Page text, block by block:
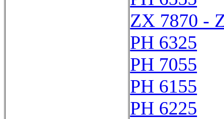
ZX 7870 -
PH 6325
PH 7055
PH 6155
PH 6225